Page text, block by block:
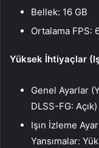
Bellek: 16 GB
Ortalama FPS:
Yüksek İhtiyaçlar
Genel Ayarlar
DLSS-FG: Açık)
Işın İzleme
Yansımalar: